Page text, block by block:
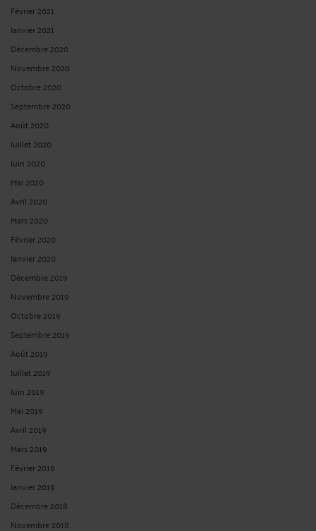
Février 2021
Janvier 2021
Décembre 2020
Novembre 2020
Octobre 2020
Septembre 2020
Août 2020
Juillet 2020
Juin 2020
Mai 2020
Avril 2020
Mars 2020
Février 2020
Janvier 2020
Décembre 2019
Novembre 2019
Octobre 2019
Septembre 2019
Août 2019
Juillet 2019
Juin 2019
Mai 2019
Avril 2019
Mars 2019
Février 2019
Janvier 2019
Décembre 2018
Novembre 2018